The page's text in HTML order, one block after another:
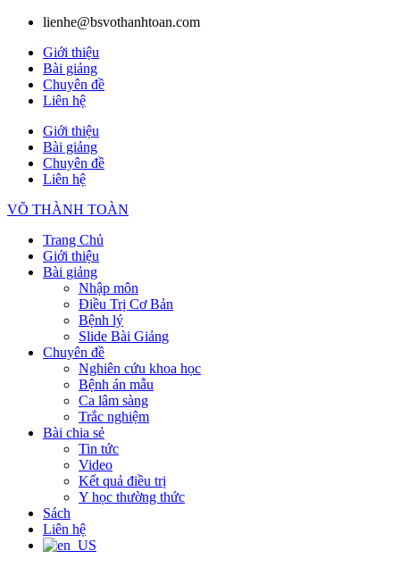
lienhe@bsvothanhtoan.com
Giới thiệu
Bài giảng
Chuyên đề
Liên hệ
Giới thiệu
Bài giảng
Chuyên đề
Liên hệ
VÕ THÀNH TOÀN
Trang Chủ
Giới thiệu
Bài giảng
Nhập môn
Điều Trị Cơ Bản
Bệnh lý
Slide Bài Giảng
Chuyên đề
Nghiên cứu khoa học
Bệnh án mẫu
Ca lâm sàng
Trắc nghiệm
Bài chia sẻ
Tin tức
Video
Kết quả điều trị
Y học thường thức
Sách
Liên hệ